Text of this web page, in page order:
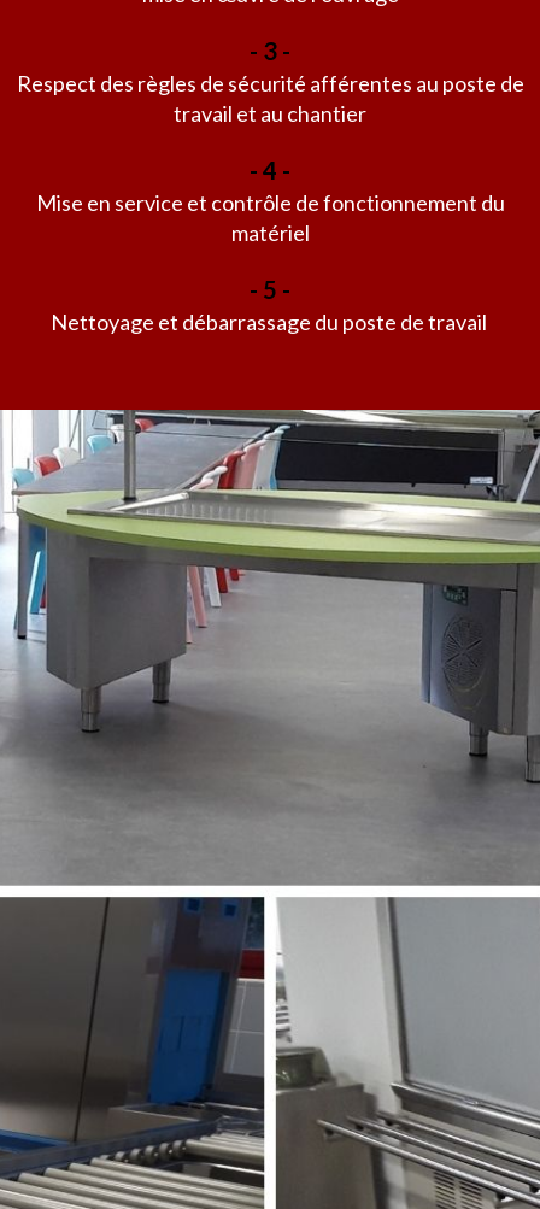
- 3 -
Respect des règles de sécurité afférentes au poste de
travail et au chantier
- 4 -
Mise en service et contrôle de fonctionnement du
matériel
- 5 -
Nettoyage et débarrassage du poste de travail